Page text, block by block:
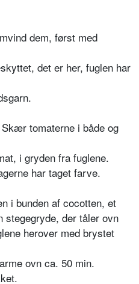
dem, først med
det er her, fuglen har
tomaterne i både og
i gryden fra fuglene.
har taget farve.
i bunden af cocotten, et
stegegryde, der tåler ovn
herover med brystet
ovn ca. 50 min.